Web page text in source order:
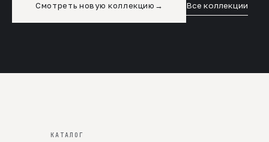
Смотреть новую коллекцию → Все коллекции
КАТАЛОГ